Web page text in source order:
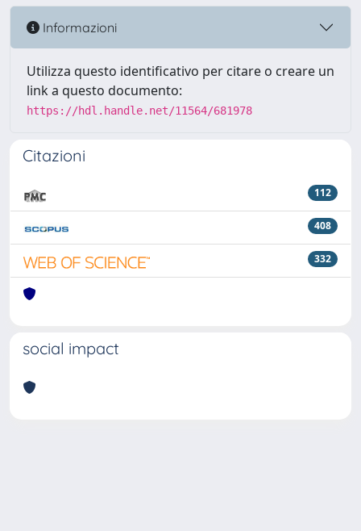
Informazioni
Utilizza questo identificativo per citare o creare un
link a questo documento:
https://hdl.handle.net/11564/681978
Citazioni
112
408
332
social impact